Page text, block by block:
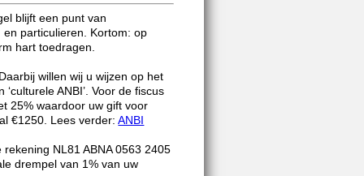
blijft een punt van
particulieren. Kortom: op
hart toedragen.
willen wij u wijzen op het
ANBI’. Voor de fiscus
25% waardoor uw gift voor
€1250. Lees verder:ANBI
NL81 ABNA 0563 2405
drempel van 1% van uw